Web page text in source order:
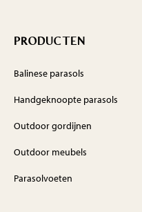
PRODUCTEN
Balinese parasols
Handgeknoopte parasols
Outdoor gordijnen
Outdoor meubels
Parasolvoeten